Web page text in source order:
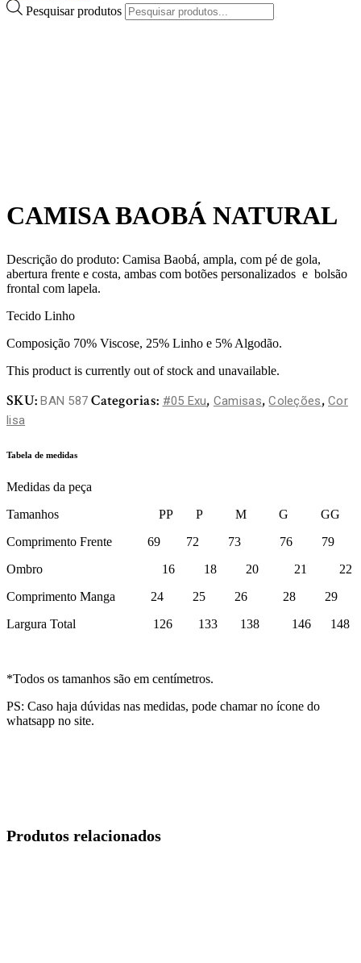
Pesquisar produtos
CAMISA BAOBÁ NATURAL
Descrição do produto: Camisa Baobá, ampla, com pé de gola,
abertura frente e costa, ambas com botões personalizados e bolsão
frontal com lapela.
Tecido Linho
Composição 70% Viscose, 25% Linho e 5% Algodão.
This product is currently out of stock and unavailable.
SKU:BAN 587 Categorias: #05 Exu, Camisas,Coleções,Cor
lisa
Tabela de medidas
Medidas da peça
Tamanhos PP P M G GG
Comprimento Frente 69 72 73 76 79
Ombro 16 18 20 21 22
Comprimento Manga 24 25 26 28 29
Largura Total 126 133 138 146 148
*Todos os tamanhos são em centímetros.
PS: Caso haja dúvidas nas medidas, pode chamar no ícone do
whatsapp no site.
Produtos relacionados